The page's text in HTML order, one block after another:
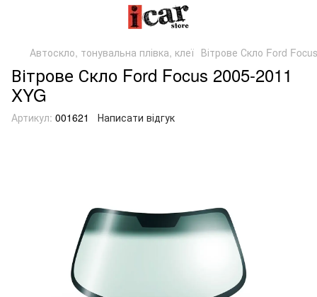
Автоскло, тонувальна плівка, клеї Вітрове Скло Ford
Вітрове Скло Ford Focus 2005-2011
XYG
Артикул: 001621 Написати відгук